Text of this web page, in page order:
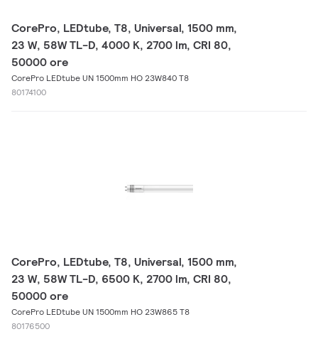
CorePro, LEDtube, T8, Universal, 1500 mm,
23 W, 58W TL-D, 4000 K, 2700 lm, CRI 80,
50000 ore
CorePro LEDtube UN 1500mm HO 23W840 T8
80174100
CorePro, LEDtube, T8, Universal, 1500 mm,
23 W, 58W TL-D, 6500 K, 2700 lm, CRI 80,
50000 ore
CorePro LEDtube UN 1500mm HO 23W865 T8
80176500